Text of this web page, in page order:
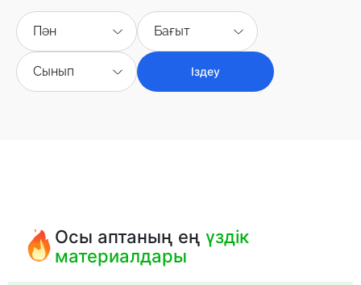
Пән Бағыт
Сынып Іздеу
Осы аптаның еңүздік
материалдары